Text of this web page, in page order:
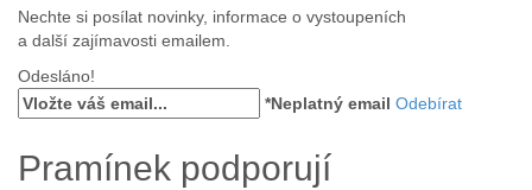
Nechte si posílat novinky, informace o vystoupeních
a další zajímavosti emailem.
Odesláno!
*Neplatný email Odebírat
Pramínek podporují